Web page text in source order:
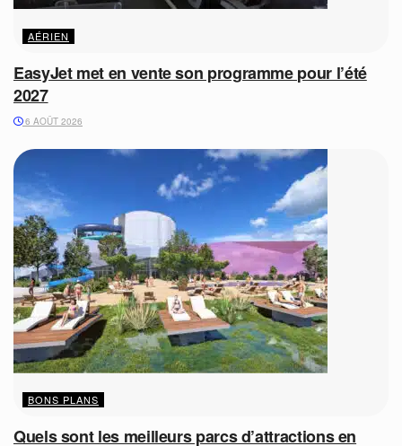
AÉRIEN
EasyJet met en vente son programme pour l’été
2027
6 AOÛT 2026
BONS PLANS
Quels sont les meilleurs parcs d’attractions en